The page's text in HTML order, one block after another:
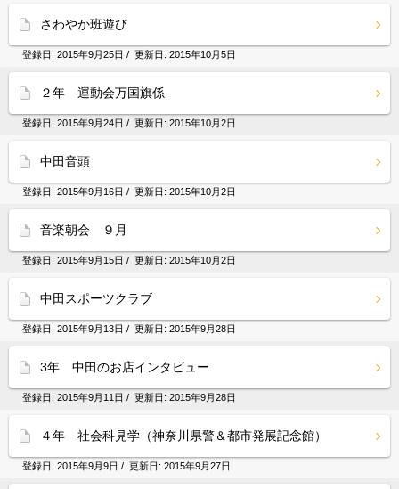
さわやか班遊び
登録日: 2015年9月25日 / 更新日: 2015年10月5日
２年 運動会万国旗係
登録日: 2015年9月24日 / 更新日: 2015年10月2日
中田音頭
登録日: 2015年9月16日 / 更新日: 2015年10月2日
音楽朝会 ９月
登録日: 2015年9月15日 / 更新日: 2015年10月2日
中田スポーツクラブ
登録日: 2015年9月13日 / 更新日: 2015年9月28日
3年 中田のお店インタビュー
登録日: 2015年9月11日 / 更新日: 2015年9月28日
４年 社会科見学（神奈川県警＆都市発展記念館）
登録日: 2015年9月9日 / 更新日: 2015年9月27日